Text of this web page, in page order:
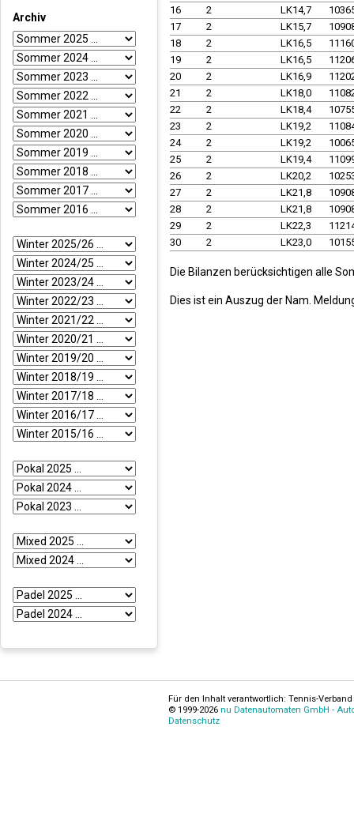
Archiv
16
2 LK14,7
17
2 LK15,7
18
2 LK16,5
19
2 LK16,5
20
2 LK16,9
21
2 LK18,0
22
2 LK18,4
23
2 LK19,2
24
2 LK19,2
25
2 LK19,4
26
2 LK20,2
27
2 LK21,8
28
2 LK21,8
29
2 LK22,3
30
2 LK23,0
Die Bilanzen berücksichtigen alle
Dies ist ein Auszug der Nam.
Für den Inhalt verantwortlich: Tennis-
© 1999-2026 nu Datenautomaten GmbH -
Datenschutz